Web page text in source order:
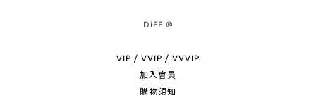
DiFF ®
VIP / VVIP / VVVIP
加入會員
購物須知